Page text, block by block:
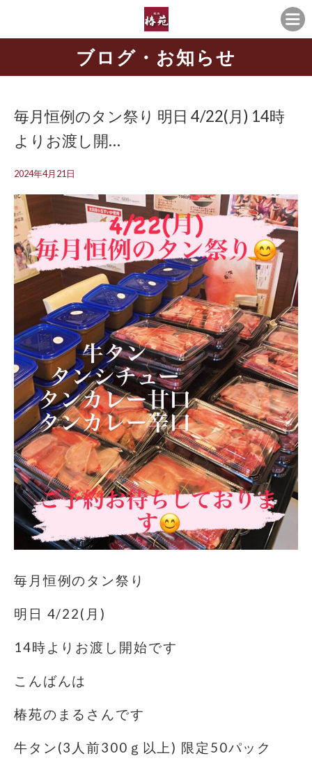
ブログ・お知らせ
毎月恒例のタン祭り 明日 4/22(月) 14時
よりお渡し開…
2024年4月21日
毎月恒例のタン祭り
明日 4/22(月)
14時よりお渡し開始です
こんばんは
椿苑のまるさんです
牛タン(3人前300ｇ以上) 限定50パック